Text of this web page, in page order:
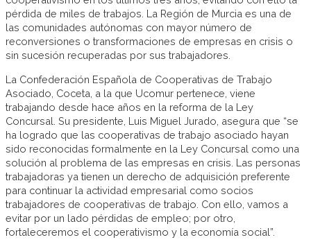
pérdida de miles de trabajos. La Región de Murcia es una de
las comunidades autónomas con mayor número de
reconversiones o transformaciones de empresas en crisis o
sin sucesión recuperadas por sus trabajadores.
La Confederación Española de Cooperativas de Trabajo
Asociado, Coceta, a la que Ucomur pertenece, viene
trabajando desde hace años en la reforma de la Ley
Concursal. Su presidente, Luis Miguel Jurado, asegura que “se
ha logrado que las cooperativas de trabajo asociado hayan
sido reconocidas formalmente en la Ley Concursal como una
solución al problema de las empresas en crisis. Las personas
trabajadoras ya tienen un derecho de adquisición preferente
para continuar la actividad empresarial como socios
trabajadores de cooperativas de trabajo. Con ello, vamos a
evitar por un lado pérdidas de empleo; por otro,
fortaleceremos el cooperativismo y la economía social”.